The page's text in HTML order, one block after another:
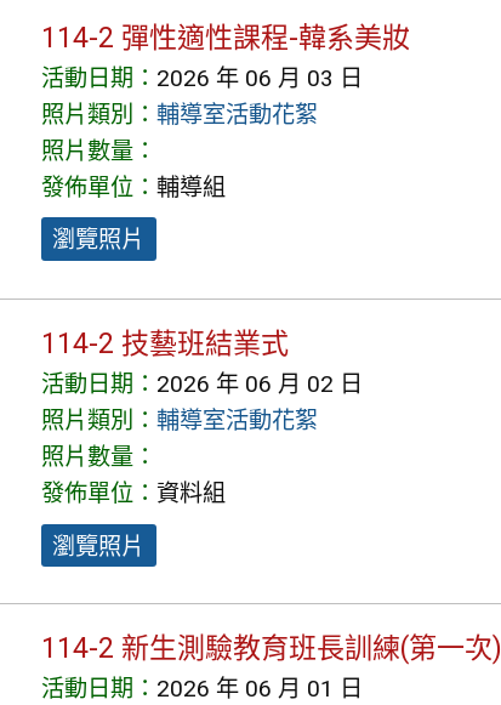
114-2 彈性適性課程-韓系美妝
活動日期： 2026 年 06 月 03 日
照片類別： 輔導室活動花絮
照片數量：
發佈單位： 輔導組
瀏覽照片
114-2 技藝班結業式
活動日期： 2026 年 06 月 02 日
照片類別： 輔導室活動花絮
照片數量：
發佈單位： 資料組
瀏覽照片
114-2 新生測驗教育班長訓練(第一次)
活動日期： 2026 年 06 月 01 日